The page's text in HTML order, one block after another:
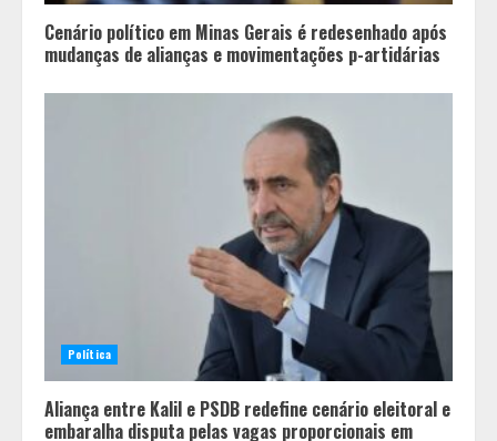
Cenário político em Minas Gerais é redesenhado após
mudanças de alianças e movimentações p-artidárias
Política
Aliança entre Kalil e PSDB redefine cenário eleitoral e
embaralha disputa pelas vagas proporcionais em
Pesquisa revela atual perfil
universitário: adultos que
conciliam estudo, trabalho e
família
Os 10 comportamentos que mais
destroem um relacionamento e a